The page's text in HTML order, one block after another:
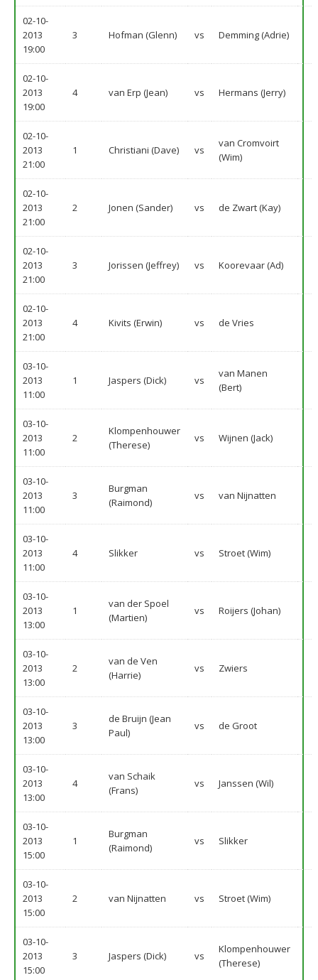
02-10-
2013
19:00
3 Hofman (Glenn) vs Demming (Adrie)
02-10-
2013
19:00
4 van Erp (Jean) vs Hermans (Jerry)
02-10-
2013
21:00
1 Christiani (Dave) vs
van Cromvoirt
(Wim)
02-10-
2013
21:00
2 Jonen (Sander) vs de Zwart (Kay)
02-10-
2013
21:00
3 Jorissen (Jeffrey) vs Koorevaar (Ad)
02-10-
2013
21:00
4 Kivits (Erwin) vs de Vries
03-10-
2013
11:00
1 Jaspers (Dick) vs
van Manen
(Bert)
03-10-
2013
11:00
2
Klompenhouwer
(Therese)
vs Wijnen (Jack)
03-10-
2013
11:00
3
Burgman
(Raimond)
vs van Nijnatten
03-10-
2013
11:00
4 Slikker vs Stroet (Wim)
03-10-
2013
13:00
1
van der Spoel
(Martien)
vs Roijers (Johan)
03-10-
2013
13:00
2
van de Ven
(Harrie)
vs Zwiers
03-10-
2013
13:00
3
de Bruijn (Jean
Paul)
vs de Groot
03-10-
2013
13:00
4
van Schaik
(Frans)
vs Janssen (Wil)
03-10-
2013
15:00
1
Burgman
(Raimond)
vs Slikker
03-10-
2013
15:00
2 van Nijnatten vs Stroet (Wim)
03-10-
2013
15:00
3 Jaspers (Dick) vs
Klompenhouwer
(Therese)